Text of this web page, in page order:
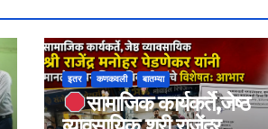
इतर कणकवली बातम्या
सामाजिक कार्यकर्ते,जेष्ठ